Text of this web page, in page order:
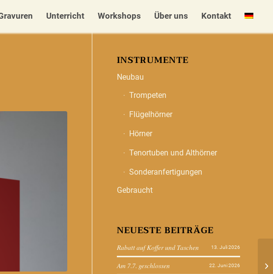
Unterricht Workshops Über uns Kontakt
INSTRUMENTE
Neubau
Trompeten
Flügelhörner
Hörner
Tenortuben und Althörner
Sonderanfertigungen
Gebraucht
NEUESTE BEITRÄGE
Rabatt auf Koffer und Taschen 13. Juli 2026
Am 7.7. geschlossen 22. Juni 2026